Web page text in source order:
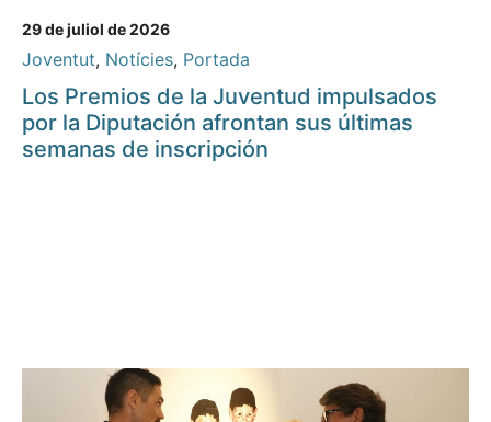
29 de juliol de 2026
Joventut, Notícies, Portada
Los Premios de la Juventud impulsados
por la Diputación afrontan sus últimas
semanas de inscripción